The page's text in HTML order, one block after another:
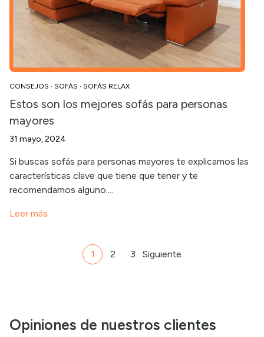
CONSEJOS · SOFÁS · SOFÁS RELAX
Estos son los mejores sofás para personas
mayores
31 mayo, 2024
Si buscas sofás para personas mayores te explicamos las
características clave que tiene que tener y te
recomendamos alguno....
Leer más
1 2 3 Siguiente
Opiniones de nuestros clientes